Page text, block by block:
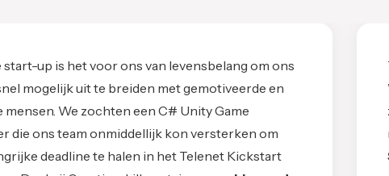
start-up is het voor ons van levensbelang om ons
mogelijk uit te breiden met gemotiveerde en
mensen. We zochten een C# Unity Game
die ons team onmiddellijk kon versterken om
deadline te halen in het Telenet Kickstart